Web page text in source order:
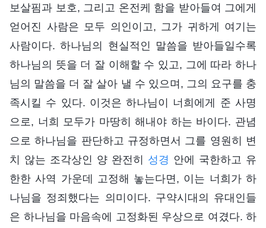
보살핌과 보호, 그리고 온전케 함을 받아들여 그에게
얻어진 사람은 모두 의인이고, 그가 귀하게 여기는
사람이다. 하나님의 현실적인 말씀을 받아들일수록
하나님의 뜻을 더 잘 이해할 수 있고, 그에 따라 하나
님의 말씀을 더 잘 살아 낼 수 있으며, 그의 요구를 충
족시킬 수 있다. 이것은 하나님이 너희에게 준 사명
으로, 너희 모두가 마땅히 해내야 하는 바이다. 관념
으로 하나님을 판단하고 규정하면서 그를 영원히 변
치 않는 조각상인 양 완전히 성경 안에 국한하고 유
한한 사역 가운데 고정해 놓는다면, 이는 너희가 하
나님을 정죄했다는 의미이다. 구약시대의 유대인들
은 하나님을 마음속에 고정화된 우상으로 여겼다. 하